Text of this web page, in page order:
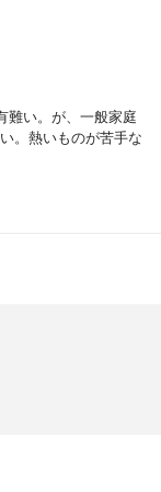
難い。が、一般家庭
。熱いものが苦手な